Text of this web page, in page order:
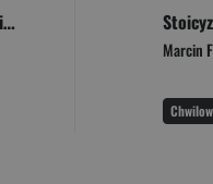
Zaufaj życiu Nie zakochuj się w przelatującym wróblu
Marcin